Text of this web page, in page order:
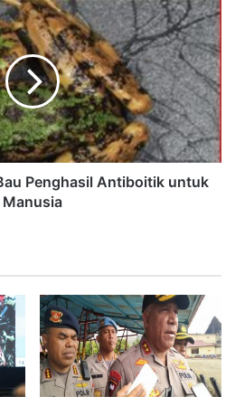
Penghasil Antiboitik untuk
Manusia